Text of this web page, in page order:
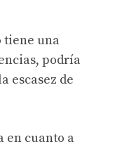
tiene una
podría
escasez de
en cuanto a